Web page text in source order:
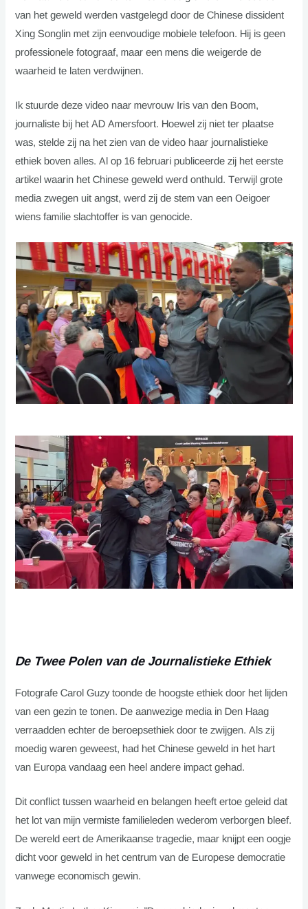
van het geweld werden vastgelegd door de Chinese dissident
Xing Songlin met zijn eenvoudige mobiele telefoon. Hij is geen
professionele fotograaf, maar een mens die weigerde de
waarheid te laten verdwijnen.
Ik stuurde deze video naar mevrouw Iris van den Boom,
journaliste bij het AD Amersfoort. Hoewel zij niet ter plaatse
was, stelde zij na het zien van de video haar journalistieke
ethiek boven alles. Al op 16 februari publiceerde zij het eerste
artikel waarin het Chinese geweld werd onthuld. Terwijl grote
media zwegen uit angst, werd zij de stem van een Oeigoer
wiens familie slachtoffer is van genocide.
De Twee Polen van de Journalistieke Ethiek
Fotografe Carol Guzy toonde de hoogste ethiek door het lijden
van een gezin te tonen. De aanwezige media in Den Haag
verraadden echter de beroepsethiek door te zwijgen. Als zij
moedig waren geweest, had het Chinese geweld in het hart
van Europa vandaag een heel andere impact gehad.
Dit conflict tussen waarheid en belangen heeft ertoe geleid dat
het lot van mijn vermiste familieleden wederom verborgen bleef.
De wereld eert de Amerikaanse tragedie, maar knijpt een oogje
dicht voor geweld in het centrum van de Europese democratie
vanwege economisch gewin.